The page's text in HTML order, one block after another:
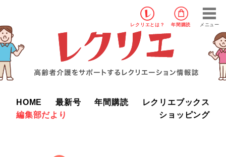
レクリエ とは？ 年間購読 メニュー
HOME 最新号 年間購読
レクリエブックス
編集部だより
ショッピング